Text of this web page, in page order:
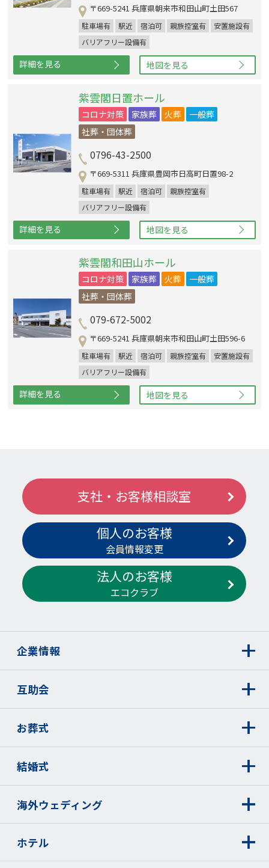
〒669-5241 兵庫県朝来市和田山町土田567
駐車場有 駅近 宿泊可 親族控室有
安置施設有
バリアフリー設備有
詳細を見る 地図を見る
紫雲閣日置ホール
コロナ対策 家族葬 火葬
一般葬
社葬・団体葬
0796-43-2500
〒669-5311 兵庫県豊岡市日高町日置98-2
駐車場有 駅近 宿泊可
親族控室有
バリアフリー設備有
詳細を見る 地図を見る
紫雲閣和田山ホール
コロナ対策 家族葬 火葬
一般葬
社葬・団体葬
079-672-5002
〒669-5241 兵庫県朝来市和田山町土田596-6
駐車場有 駅近 宿泊可 親族控室有
安置施設有
バリアフリー設備有
詳細を見る 地図を見る
支社・お客様相談室
個人のお客様
会員情報変更
法人のお客様
エコクラブ
企業情報
互助会
お葬式
結婚式
海外ウェディング
ホテル